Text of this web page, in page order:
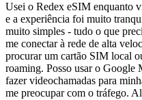
Usei o Redex eSIM enquanto
e a experiência foi muito
muito simples - tudo o que
me conectar à rede de alta
procurar um cartão SIM local
roaming. Posso usar o Google
fazer videochamadas para
me preocupar com o tráfego.